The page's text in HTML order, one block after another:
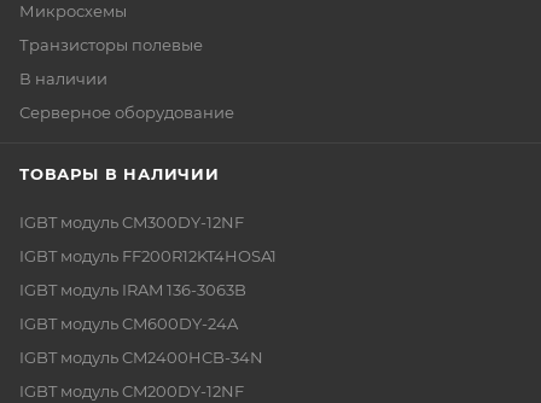
Микросхемы
Транзисторы полевые
В наличии
Серверное оборудование
ТОВАРЫ В НАЛИЧИИ
IGBT модуль CM300DY-12NF
IGBT модуль FF200R12KT4HOSA1
IGBT модуль IRAM 136-3063B
IGBT модуль CM600DY-24A
IGBT модуль CM2400HCB-34N
IGBT модуль CM200DY-12NF